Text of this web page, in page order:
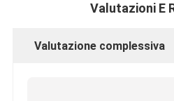
Valutazioni E
Valutazione complessiva